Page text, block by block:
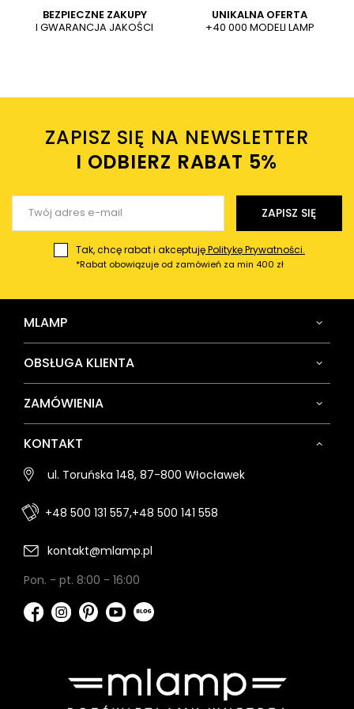
Dodaj własne zdjęcie produktu:
Twoje imię
Twój email
BEZPIECZNE ZAKUPY
I GWARANCJA JAKOŚCI
UNIKALNA OFERTA
+40 000 MODELI LAMP
ZAPISZ SIĘ NA NEWSLETTER
I ODBIERZ RABAT 5%ㅤ
ZAPISZ SIĘ
Tak, chcę rabat i akceptujęPolitykę Prywatności.
*Rabat obowiązuje od zamówień za min 400 zł
MLAMP
OBSŁUGA KLIENTA
ZAMÓWIENIA
KONTAKT
ul. Toruńska 148, 87-800 Włocławek
+48 500 131 557,+48 500 141 558
kontakt@mlamp.pl
Pon. - pt. 8:00 - 16:00